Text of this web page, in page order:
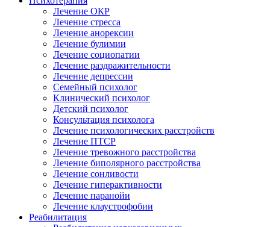
Лечение ОКР
Лечение стресса
Лечение анорексии
Лечение булимии
Лечение социопатии
Лечение раздражительности
Лечение депрессии
Семейный психолог
Клинический психолог
Детский психолог
Консультация психолога
Лечение психологических расстройств
Лечение ПТСР
Лечение тревожного расстройства
Лечение биполярного расстройства
Лечение сонливости
Лечение гиперактивности
Лечение паранойи
Лечение клаустрофобии
Реабилитация